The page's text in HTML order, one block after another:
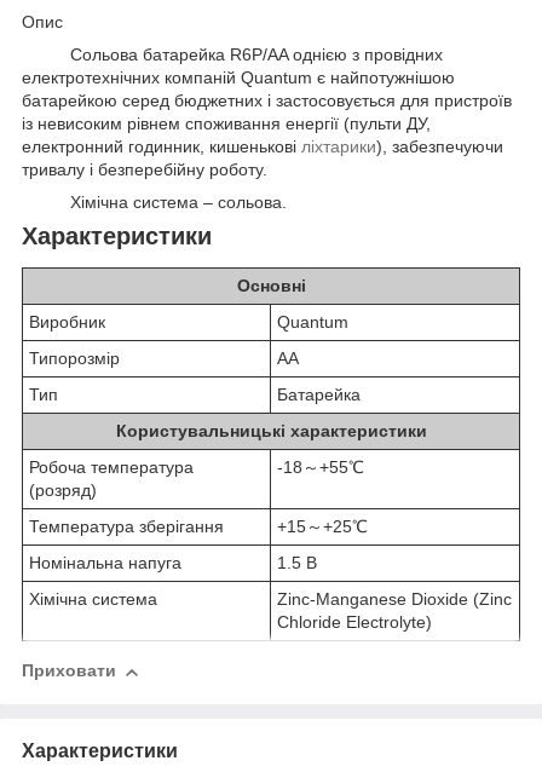
Опис
Сольова батарейка R6P/AA однією з провідних
електротехнічних компаній Quantum є найпотужнішою
батарейкою серед бюджетних і застосовується для пристроїв
із невисоким рівнем споживання енергії (пульти ДУ,
електронний годинник, кишенькові ліхтарики), забезпечуючи
тривалу і безперебійну роботу.
Хімічна система – сольова.
Характеристики
Основні
Виробник
Quantum
Типорозмір
AA
Тип
Батарейка
Користувальницькі характеристики
Робоча температура
(розряд)
-18～+55℃
Температура зберігання
+15～+25℃
Номінальна напуга
1.5 В
Хімічна система
Zinc-Manganese Dioxide (Zinc
Chloride Electrolyte)
Приховати
Характеристики